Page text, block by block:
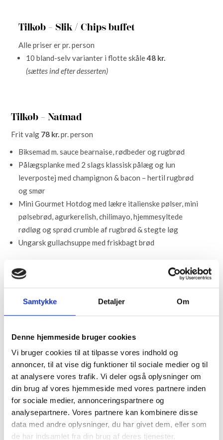
Samtykke Detaljer Om
Denne hjemmeside bruger cookies
Vi bruger cookies til at tilpasse vores indhold og
annoncer, til at vise dig funktioner til sociale medier og til
at analysere vores trafik. Vi deler også oplysninger om
din brug af vores hjemmeside med vores partnere inden
for sociale medier, annonceringspartnere og
analysepartnere. Vores partnere kan kombinere disse
data med andre oplysninger, du har givet dem, eller som
de har indsamlet fra din brug af deres tjenester.
Tilkøb – Slik / Chips buffet
Alle priser er pr. person
10 bland-selv varianter i flotte skåle48 kr.
(sættes ind efter desserten)
Tilkøb – Natmad
Frit valg 78 kr.pr. person
Biksemad m. sauce bearnaise, rødbeder og rugbrød
Pålægsplanke med 2 slags klassisk pålæg og lun
leverpostej med champignon & bacon – hertil rugbrød
og smør
Mini Gourmet Hotdog med lækre italienske pølser, mini
pølsebrød, agurkerelish, chilimayo, hjemmesyltede
rødløg og sprød crumble af rugbrød & stegte løg
Ungarsk gullachsuppe med friskbagt brød
Tilkøb – Personale
Alle priser er pr. person
Download printvenlig version